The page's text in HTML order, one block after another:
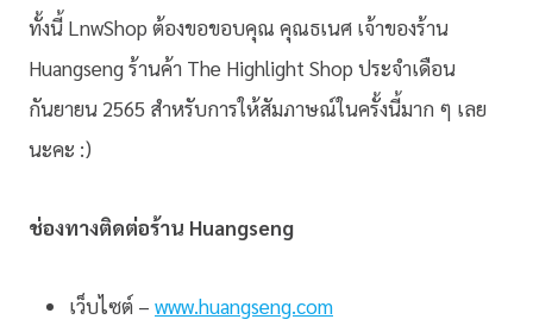
ทั้งนี้ LnwShop ต้องขอขอบคุณ คุณธเนศ เจ้าของร้าน
Huangseng ร้านค้า The Highlight Shop ประจำเดือน
กันยายน 2565 สำหรับการให้สัมภาษณ์ในครั้งนี้มาก ๆ เลย
นะคะ :)
ช่องทางติดต่อร้าน Huangseng
เว็บไซต์ – www.huangseng.com